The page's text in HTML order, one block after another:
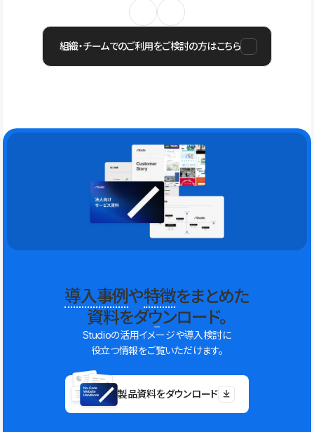
組織・チームでのご利用をご検討の方はこちら
導入事例や特徴をまとめた
資料をダウンロード。
Studioの活用イメージや導入検討に
役立つ情報をご覧いただけます。
製品資料をダウンロード